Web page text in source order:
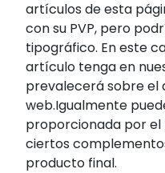
artículos de esta
con su PVP, pero
tipográfico. En este
artículo tenga en
prevalecerá sobre el
web.Igualmente
proporcionada por
ciertos
producto final.